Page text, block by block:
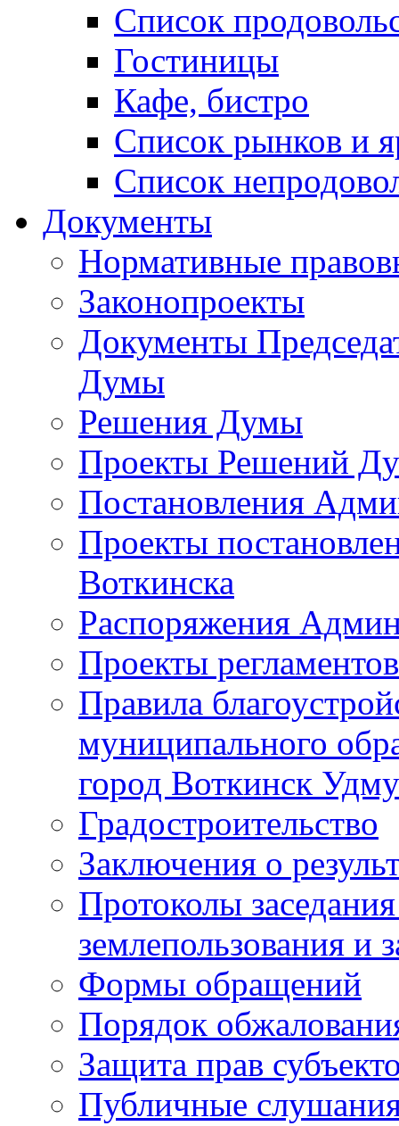
Список
Гостиницы
Кафе, бистро
Cписок рынков и
Список
Документы
Нормативные
Законопроекты
Документы
Думы
Решения Думы
Проекты Решений
Постановления
Проекты
Воткинска
Распоряжения
Проекты
Правила
муниципального
город Воткинск
Градостроительство
Заключения о
Протоколы
землепользования и
Формы обращений
Порядок
Защита прав
Публичные